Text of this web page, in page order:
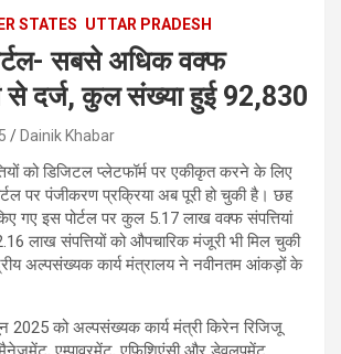
STATES UTTAR PRADESH
सबसे अधिक वक्फ
से दर्ज, कुल संख्या हुई 92,830
Dainik Khabar
को डिजिटल प्लेटफॉर्म पर एकीकृत करने के लिए
पर पंजीकरण प्रक्रिया अब पूरी हो चुकी है। छह
गए इस पोर्टल पर कुल 5.17 लाख वक्फ संपत्तियां
लाख संपत्तियों को औपचारिक मंजूरी भी मिल चुकी
अल्पसंख्यक कार्य मंत्रालय ने नवीनतम आंकड़ों के
को अल्पसंख्यक कार्य मंत्री किरेन रिजिजू